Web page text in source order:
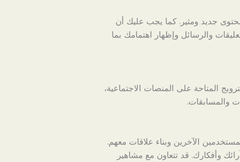
جديد ومثير. كما يجب عليك أن
والرسائل وإظهار اهتمامك بما
المتاحة على المنصات الاجتماعية،
والمسابقات.
الآخرين وبناء علاقات معهم.
وأفكارك. قد تتعاون مع مشاهير